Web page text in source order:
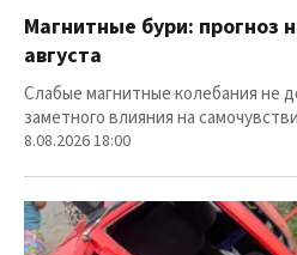
Магнитные бури: прогноз
августа
Слабые магнитные колебания не
заметного влияния на
8.08.2026 18:00